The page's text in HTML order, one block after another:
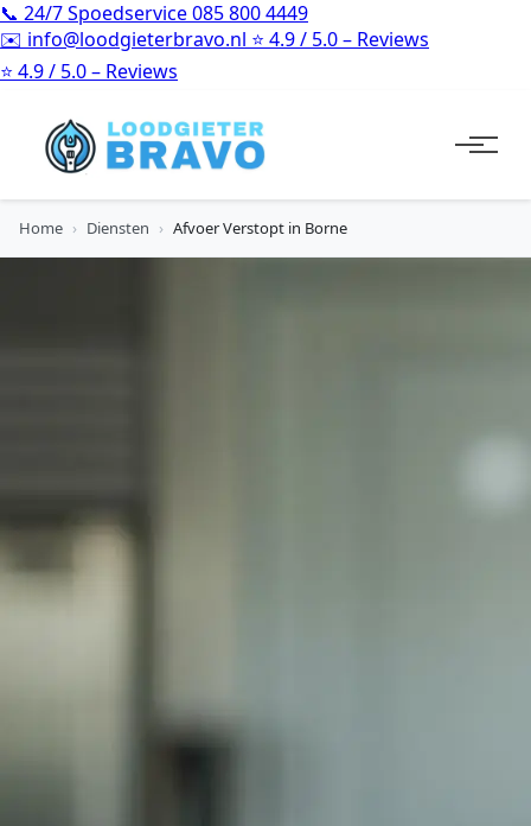
📞 24/7 Spoedservice085 800 4449
✉️ info@loodgieterbravo.nl ⭐ 4.9 / 5.0 – Reviews
⭐ 4.9 / 5.0 – Reviews
Home › Diensten › Afvoer Verstopt in Borne